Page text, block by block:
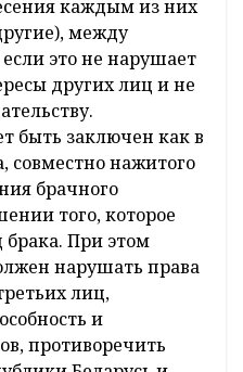
каждым из них
между
это не нарушает
других лиц и не
быть заключен как в
нажитого
брачного
того, которое
брака. При этом
нарушать права
лиц,
и
противоречить